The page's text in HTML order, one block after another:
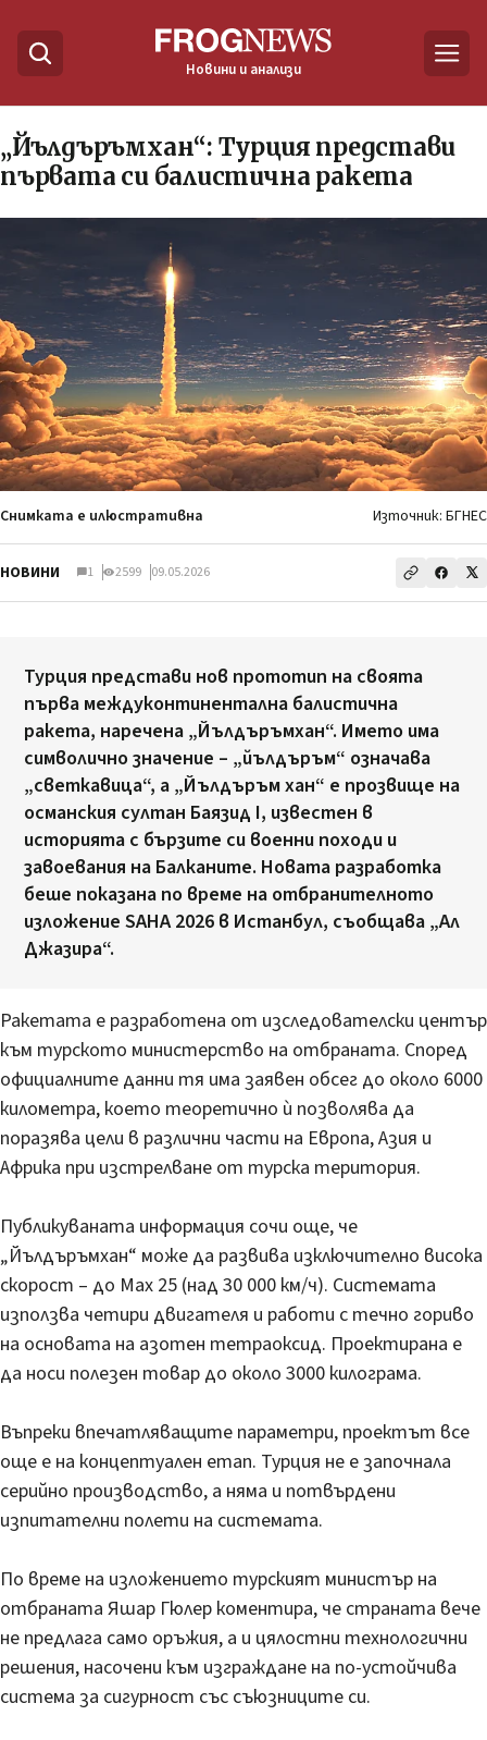
Новини и анализи
„Йълдъръмхан“: Турция представи
първата си балистична ракета
Снимката е илюстративна Източник: БГНЕС
НОВИНИ 1 2599 09.05.2026
Турция представи нов прототип на своята
първа междуконтинентална балистична
ракета, наречена „Йълдъръмхан“. Името има
символично значение – „йълдъръм“ означава
„светкавица“, а „Йълдъръм хан“ е прозвище на
османския султан Баязид I, известен в
историята с бързите си военни походи и
завоевания на Балканите. Новата разработка
беше показана по време на отбранителното
изложение SAHA 2026 в Истанбул, съобщава „Ал
Джазира“.
Ракетата е разработена от изследователски център
към турското министерство на отбраната. Според
официалните данни тя има заявен обсег до около 6000
километра, което теоретично ѝ позволява да
поразява цели в различни части на Европа, Азия и
Африка при изстрелване от турска територия.
Публикуваната информация сочи още, че
„Йълдъръмхан“ може да развива изключително висока
скорост – до Мах 25 (над 30 000 км/ч). Системата
използва четири двигателя и работи с течно гориво
на основата на азотен тетраоксид. Проектирана е
да носи полезен товар до около 3000 килограма.
Въпреки впечатляващите параметри, проектът все
още е на концептуален етап. Турция не е започнала
серийно производство, а няма и потвърдени
изпитателни полети на системата.
По време на изложението турският министър на
отбраната Яшар Гюлер коментира, че страната вече
не предлага само оръжия, а и цялостни технологични
решения, насочени към изграждане на по-устойчива
система за сигурност със съюзниците си.